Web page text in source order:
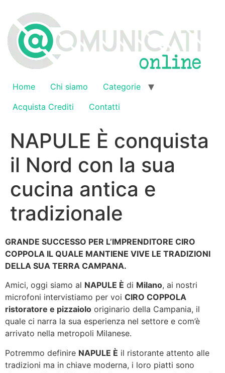
contenuto
Home Chi siamo
Categorie
Acquista Crediti
Contatti
NAPULE È conquista
il Nord con la sua
cucina antica e
tradizionale
GRANDE SUCCESSO PER L’IMPRENDITORE CIRO
COPPOLA IL QUALE MANTIENE VIVE LE TRADIZIONI
DELLA SUA TERRA CAMPANA.
Amici, oggi siamo al NAPULE È di Milano, ai nostri
microfoni intervistiamo per voi CIRO COPPOLA
ristoratore e pizzaiolo originario della Campania, il
quale ci narra la sua esperienza nel settore e com’è
arrivato nella metropoli Milanese.
Potremmo definire NAPULE È il ristorante attento alle
tradizioni ma in chiave moderna, i loro piatti sono